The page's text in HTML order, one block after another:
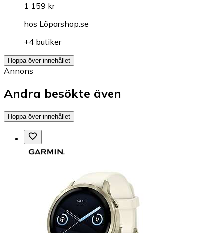
1 159 kr
hos Löparshop.se
+4 butiker
Hoppa över innehållet
Annons
Andra besökte även
Hoppa över innehållet